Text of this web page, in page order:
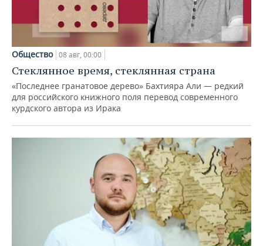
Общество 08 авг, 00:00
Стеклянное время, стеклянная страна
«Последнее гранатовое дерево» Бахтияра Али — редкий
для российского книжного поля перевод современного
курдского автора из Ирака